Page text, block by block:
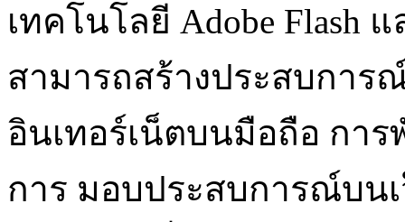
เทคโนโลยี Adobe Flash
สามารถสร้างประสบกา
อินเทอร์เน็ตบนมือถือ กา
การ มอบประสบการณ์บน